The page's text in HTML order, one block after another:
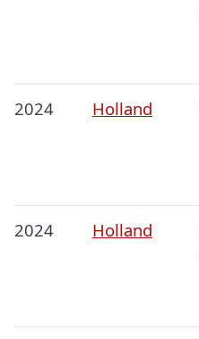
2024 Holland
2024 Holland